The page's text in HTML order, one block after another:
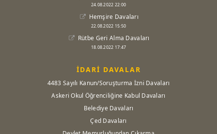
24.08.2022 22:00
Hemşire Davaları
22.08.2022 15:50
Rütbe Geri Alma Davaları
18.08.2022 17:47
İDARİ DAVALAR
4483 Sayılı Kanun/Soruşturma İzni Davaları
Askeri Okul Öğrenciliğine Kabul Davaları
Belediye Davaları
Çed Davaları